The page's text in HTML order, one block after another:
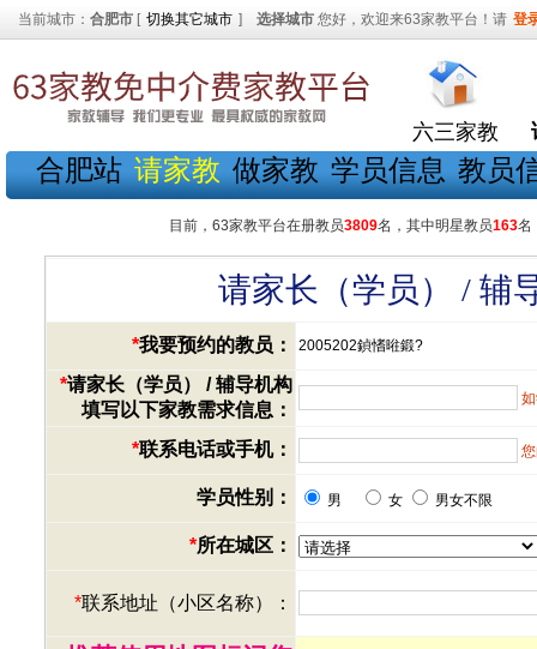
当前城市： 合肥市 [ 切换其它城市 ] 选择城市 您好，欢迎来63家教平台！请 登
六三家教
合肥站 请家教 做家教 学员信息 教员
目前，63家教平台在册教员3809名，其中明星教员163名
请家长（学员） / 辅
*我要预约的教员： 2005202鍞愭暀鍛?
*请家长（学员） / 辅导机构
填写以下家教需求信息：
*联系电话或手机：
学员性别： 男 女 男女不限
*所在城区：
*联系地址（小区名称）：